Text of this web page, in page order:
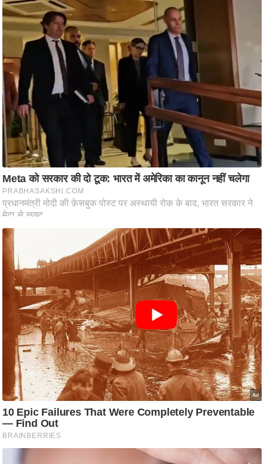
टी
/
फै
न
घ
रे
लू
नु
स्खे
प
र्य
ट
न
स्थ
ल
फि
ट
ने
स
त्रा
रि
ले
श
न
शि
प
रा